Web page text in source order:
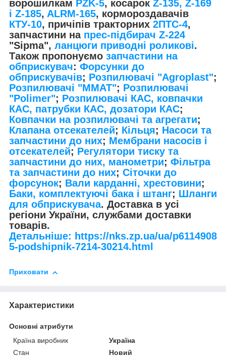
ворошилкам PZK-5, косарок Z-135, Z-169
і Z-185, ALRM-165, кормороздавачів
КТУ-10, причіпів тракторних 2ПТС-4,
запчастини на прес-підбирач Z-224
"Sipma", ланцюги приводні роликові.
Також пропонуємо запчастини на
обприскувач: Форсунки до
обприскувачів; Розпилювачі "Agroplast";
Розпилювачі "MMAT"; Розпилювачі
"Polimer"; Розпилювачі КАС, ковпачки
КАС, патрубки КАС, дозатори КАС;
Ковпачки на розпилювачі та агрегати;
Клапана отсекателей; Кільця; Насоси та
запчастини до них; Мембрани насосів і
отсекателей; Регулятори тиску та
запчастини до них, манометри; Фільтра
та запчастини до них; Сіточки до
форсунок; Вали карданні, хрестовини;
Баки, комплектуючі бака і штанг; Шланги
для обприскувача. Доставка в усі
регіони України, службами доставки
товарів.
Детальніше: https://nks.zp.ua/ua/p6114908
5-podshipnik-7214-30214.html
Приховати
Характеристики
Основні атрибути
Країна виробник
Україна
Стан
Новий